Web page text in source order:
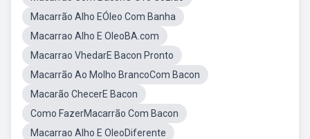
Macarrão Alho EÓleo Com Banha
Macarrao Alho E OleoBA.com
Macarrao VhedarE Bacon Pronto
Macarrão Ao Molho BrancoCom Bacon
Macarão ChecerE Bacon
Como FazerMacarrão Com Bacon
Macarrao Alho E OleoDiferente